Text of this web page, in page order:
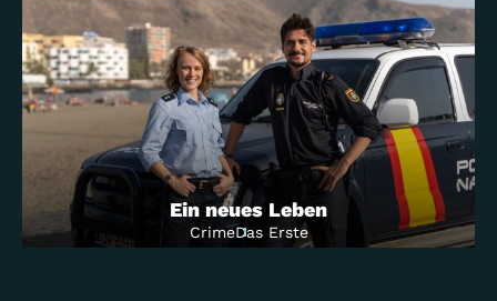
Ein neues Leben
CrimeDas Erste